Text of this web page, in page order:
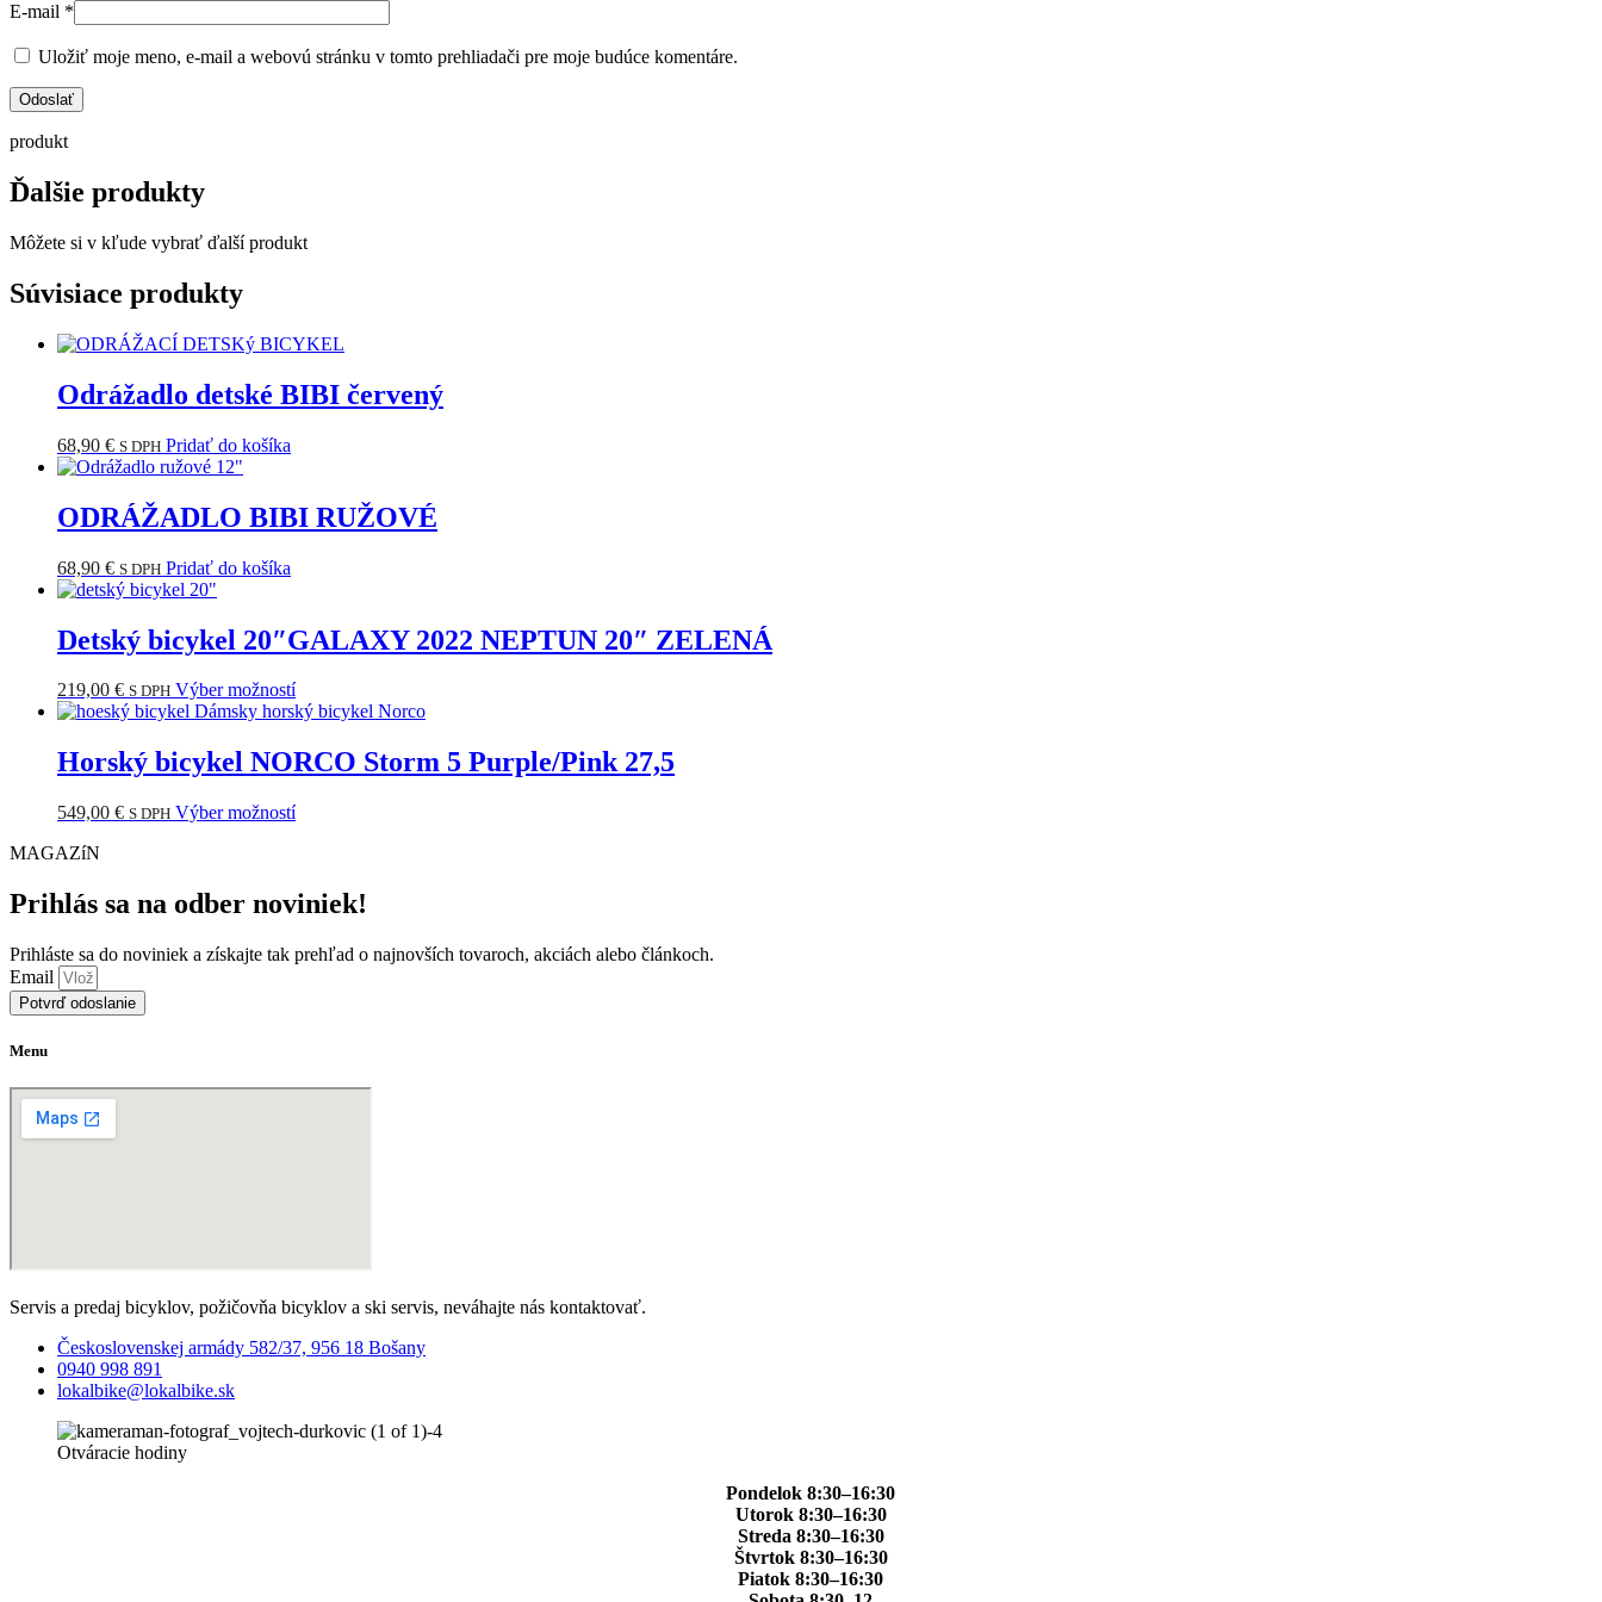
E-mail *
Uložiť moje meno, e-mail a webovú stránku v tomto prehliadači pre moje budúce komentáre.
produkt
Ďalšie produkty
Môžete si v kľude vybrať ďalší produkt
Súvisiace produkty
Odrážadlo detské BIBI červený
68,90 € S DPH Pridať do košíka
ODRÁŽADLO BIBI RUŽOVÉ
68,90 € S DPH Pridať do košíka
Detský bicykel 20″GALAXY 2022 NEPTUN 20″ ZELENÁ
219,00 € S DPH Výber možnostíTento
produkt
viacero
variantov.
si
stránke
Horský bicykel NORCO Storm 5 Purple/Pink 27,5
549,00 € S DPH Výber možnostíTento
variantov.
Možnosti
môžete
MAGAZíN
Prihlás sa na odber noviniek!
Prihláste sa do noviniek a získajte tak prehľad o najnovších tovaroch, akciách alebo článkoch.
Email
Potvrď odoslanie
Menu
Servis a predaj bicyklov, požičovňa bicyklov a ski servis, neváhajte nás kontaktovať.
Československej armády 582/37, 956 18 Bošany
0940 998 891
lokalbike@lokalbike.sk
Otváracie hodiny
Pondelok 8:30–16:30
Utorok 8:30–16:30
Streda 8:30–16:30
Štvrtok 8:30–16:30
Piatok 8:30–16:30